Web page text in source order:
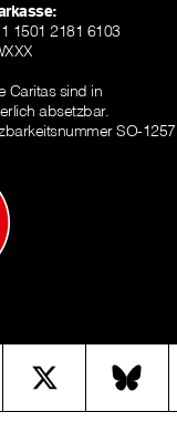
1501 2181 6103
Caritas sind in
absetzbar.
SO-1257